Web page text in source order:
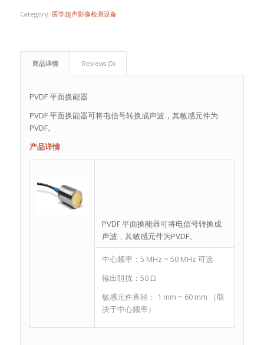
Category: 医学超声影像检测设备
商品详情 Reviews (0)
PVDF 平面换能器
PVDF 平面换能器可将电信号转换成声波，其敏感元件为
PVDF。
产品详情
PVDF 平面换能器可将电信号转换成
声波，其敏感元件为PVDF。
中心频率：5 MHz ~ 50 MHz 可选
输出阻抗：50 Ω
敏感元件直径： 1 mm ~ 60 mm （取
决于中心频率）